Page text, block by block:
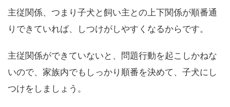
主従関係、つまり子犬と飼い主との上下関係が順番通
りできていれば、しつけがしやすくなるからです。
主従関係ができていないと、問題行動を起こしかねな
いので、家族内でもしっかり順番を決めて、子犬にし
つけをしましょう。